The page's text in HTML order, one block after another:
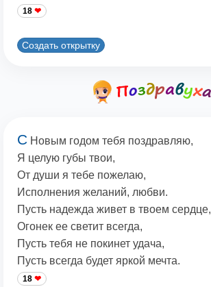
18
Создать открытку
С Новым годом тебя поздравляю,
Я целую губы твои,
От души я тебе пожелаю,
Исполнения желаний, любви.
Пусть надежда живет в твоем сердце,
Огонек ее светит всегда,
Пусть тебя не покинет удача,
Пусть всегда будет яркой мечта.
18